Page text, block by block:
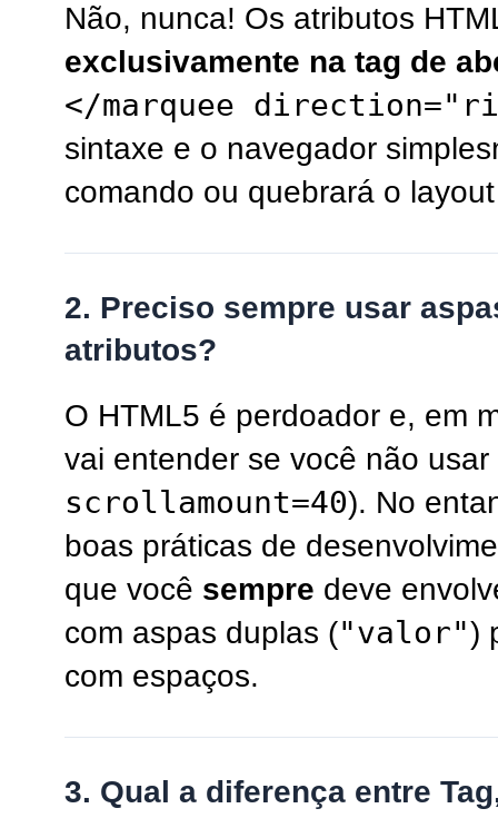
Não, nunca! Os atributos
exclusivamente na tag de
</marquee
sintaxe e o navegador
comando ou quebrará o
2. Preciso sempre usar
atributos?
O HTML5 é perdoador e, em
vai entender se você não
scrollamount=40). No
boas práticas de
que você sempre deve
com aspas duplas ("valor")
com espaços.
3. Qual a diferença entre